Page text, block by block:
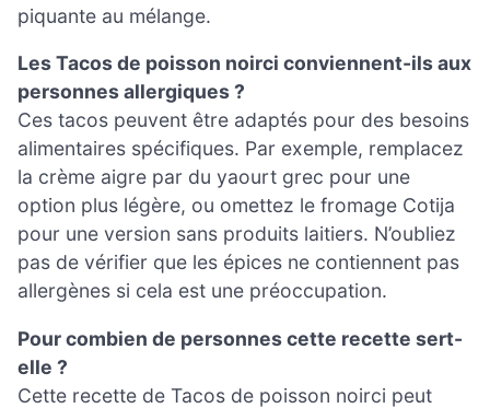
piquante au mélange.
Les Tacos de poisson noirci conviennent-ils aux
personnes allergiques ?
Ces tacos peuvent être adaptés pour des besoins
alimentaires spécifiques. Par exemple, remplacez
la crème aigre par du yaourt grec pour une
option plus légère, ou omettez le fromage Cotija
pour une version sans produits laitiers. N’oubliez
pas de vérifier que les épices ne contiennent pas
allergènes si cela est une préoccupation.
Pour combien de personnes cette recette sert-
elle ?
Cette recette de Tacos de poisson noirci peut